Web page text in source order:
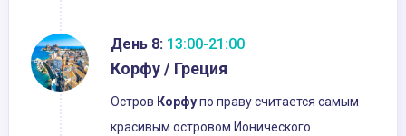
День 8: 13:00-21:00
Корфу / Греция
Остров Корфупо праву считается самым
красивым островом Ионического